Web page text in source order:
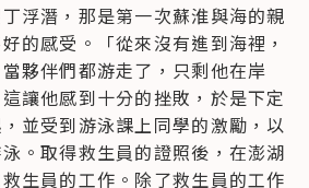
浮潛，那是第一次蘇淮與海的親
的感受。「從來沒有進到海裡，
夥伴們都游走了，只剩他在岸
讓他感到十分的挫敗，於是下定
並受到游泳課上同學的激勵，以
。取得救生員的證照後，在澎湖
生員的工作。除了救生員的工作